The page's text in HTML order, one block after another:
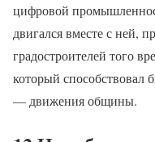
цифровой
двигался вместе с ней,
градостроителей того
который способствовал
— движения общины.